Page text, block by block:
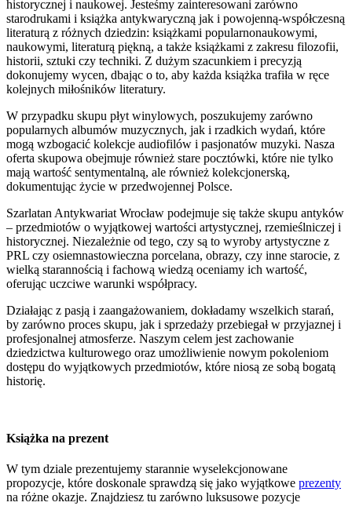
historycznej i naukowej. Jesteśmy zainteresowani zarówno
starodrukami i książka antykwaryczną jak i powojenną-współczesną
literaturą z różnych dziedzin: książkami popularnonaukowymi,
naukowymi, literaturą piękną, a także książkami z zakresu filozofii,
historii, sztuki czy techniki. Z dużym szacunkiem i precyzją
dokonujemy wycen, dbając o to, aby każda książka trafiła w ręce
kolejnych miłośników literatury.
W przypadku skupu płyt winylowych, poszukujemy zarówno
popularnych albumów muzycznych, jak i rzadkich wydań, które
mogą wzbogacić kolekcje audiofilów i pasjonatów muzyki. Nasza
oferta skupowa obejmuje również stare pocztówki, które nie tylko
mają wartość sentymentalną, ale również kolekcjonerską,
dokumentując życie w przedwojennej Polsce.
Szarlatan Antykwariat Wrocław podejmuje się także skupu antyków
– przedmiotów o wyjątkowej wartości artystycznej, rzemieślniczej i
historycznej. Niezależnie od tego, czy są to wyroby artystyczne z
PRL czy osiemnastowieczna porcelana, obrazy, czy inne starocie, z
wielką starannością i fachową wiedzą oceniamy ich wartość,
oferując uczciwe warunki współpracy.
Działając z pasją i zaangażowaniem, dokładamy wszelkich starań,
by zarówno proces skupu, jak i sprzedaży przebiegał w przyjaznej i
profesjonalnej atmosferze. Naszym celem jest zachowanie
dziedzictwa kulturowego oraz umożliwienie nowym pokoleniom
dostępu do wyjątkowych przedmiotów, które niosą ze sobą bogatą
historię.
Książka na prezent
W tym dziale prezentujemy starannie wyselekcjonowane
propozycje, które doskonale sprawdzą się jako wyjątkowe prezenty
na różne okazje. Znajdziesz tu zarówno luksusowe pozycje